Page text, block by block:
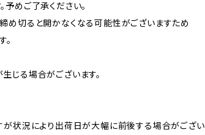
めご了承ください。
め切ると開かなくなる可能性がございますため
じる場合がございます。
が状況により出荷日が大幅に前後する場合がござい